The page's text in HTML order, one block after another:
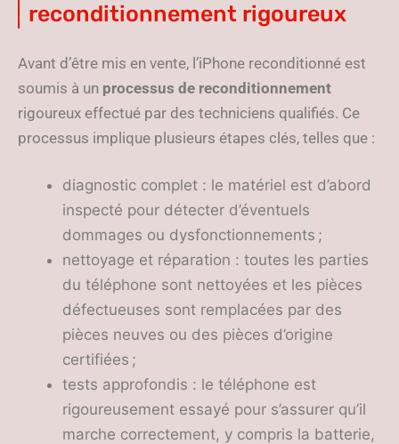
reconditionnement rigoureux
Avant d’être mis en vente, l’iPhone reconditionné est
soumis à un processus de reconditionnement
rigoureux effectué par des techniciens qualifiés. Ce
processus implique plusieurs étapes clés, telles que :
diagnostic complet : le matériel est d’abord
inspecté pour détecter d’éventuels
dommages ou dysfonctionnements ;
nettoyage et réparation : toutes les parties
du téléphone sont nettoyées et les pièces
défectueuses sont remplacées par des
pièces neuves ou des pièces d’origine
certifiées ;
tests approfondis : le téléphone est
rigoureusement essayé pour s’assurer qu’il
marche correctement, y compris la batterie,